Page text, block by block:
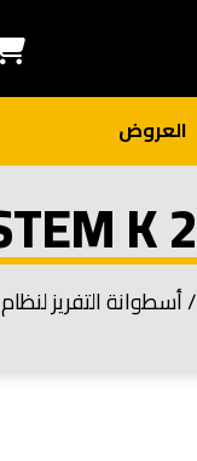
العروض
/ أسطوانة التفريز لنظام System K 2,5 م (تباعد 15 مم)